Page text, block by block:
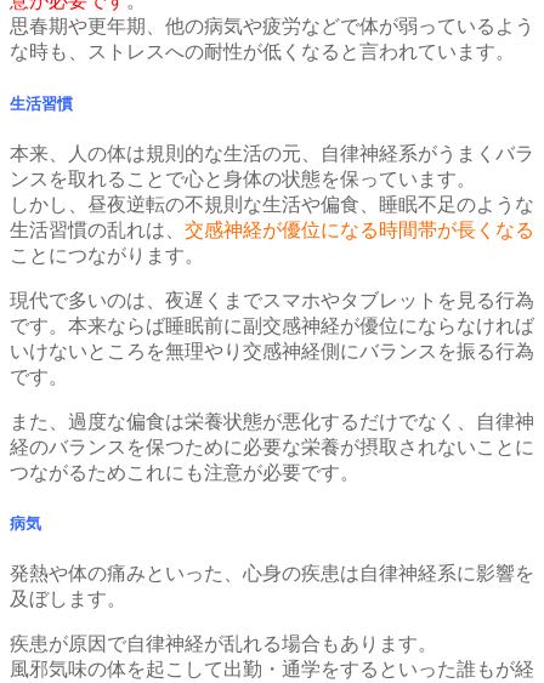
思春期や更年期、他の病気や疲労などで体が弱っているよう
な時も、ストレスへの耐性が低くなると言われています。
生活習慣
本来、人の体は規則的な生活の元、自律神経系がうまくバラ
ンスを取れることで心と身体の状態を保っています。
しかし、昼夜逆転の不規則な生活や偏食、睡眠不足のような
生活習慣の乱れは、 交感神経が優位になる時間帯が長くなる
ことにつながります。
現代で多いのは、夜遅くまでスマホやタブレットを見る行為
です。本来ならば睡眠前に副交感神経が優位にならなければ
いけないところを無理やり交感神経側にバランスを振る行為
です。
また、過度な偏食は栄養状態が悪化するだけでなく、自律神
経のバランスを保つために必要な栄養が摂取されないことに
つながるためこれにも注意が必要です。
病気
発熱や体の痛みといった、心身の疾患は自律神経系に影響を
及ぼします。
疾患が原因で自律神経が乱れる場合もあります。
風邪気味の体を起こして出勤・通学をするといった誰もが経